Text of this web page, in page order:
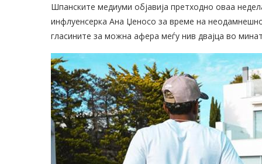
Шпанските медиуми објавија претходно оваа
инфлуенсерка Ана Џеносо за време на
гласините за можна афера меѓу нив двајца во